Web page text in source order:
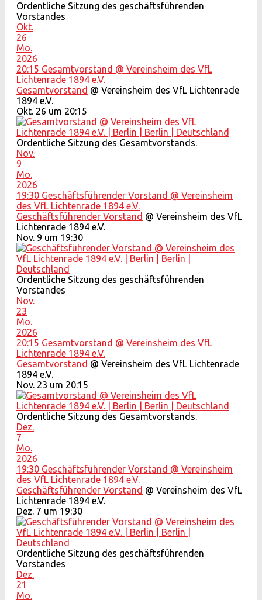
Ordentliche Sitzung des geschäftsführenden
Vorstandes
Okt.
26
Mo.
2026
20:15 Gesamtvorstand @ Vereinsheim des VfL
Lichtenrade 1894 e.V.
Gesamtvorstand @ Vereinsheim des VfL Lichtenrade
1894 e.V.
Okt. 26 um 20:15
Ordentliche Sitzung des Gesamtvorstands.
Nov.
9
Mo.
2026
19:30 Geschäftsführender Vorstand @ Vereinsheim
des VfL Lichtenrade 1894 e.V.
Geschäftsführender Vorstand @ Vereinsheim des VfL
Lichtenrade 1894 e.V.
Nov. 9 um 19:30
Ordentliche Sitzung des geschäftsführenden
Vorstandes
Nov.
23
Mo.
2026
20:15 Gesamtvorstand @ Vereinsheim des VfL
Lichtenrade 1894 e.V.
Gesamtvorstand @ Vereinsheim des VfL Lichtenrade
1894 e.V.
Nov. 23 um 20:15
Ordentliche Sitzung des Gesamtvorstands.
Dez.
7
Mo.
2026
19:30 Geschäftsführender Vorstand @ Vereinsheim
des VfL Lichtenrade 1894 e.V.
Geschäftsführender Vorstand @ Vereinsheim des VfL
Lichtenrade 1894 e.V.
Dez. 7 um 19:30
Ordentliche Sitzung des geschäftsführenden
Vorstandes
Dez.
21
Mo.